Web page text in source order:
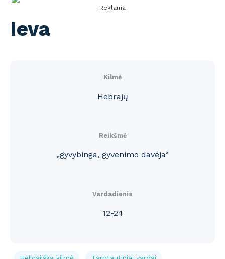
Reklama
Ieva
Kilmė
Hebrajų
Reikšmė
„gyvybinga, gyvenimo davėja“
Vardadienis
12-24